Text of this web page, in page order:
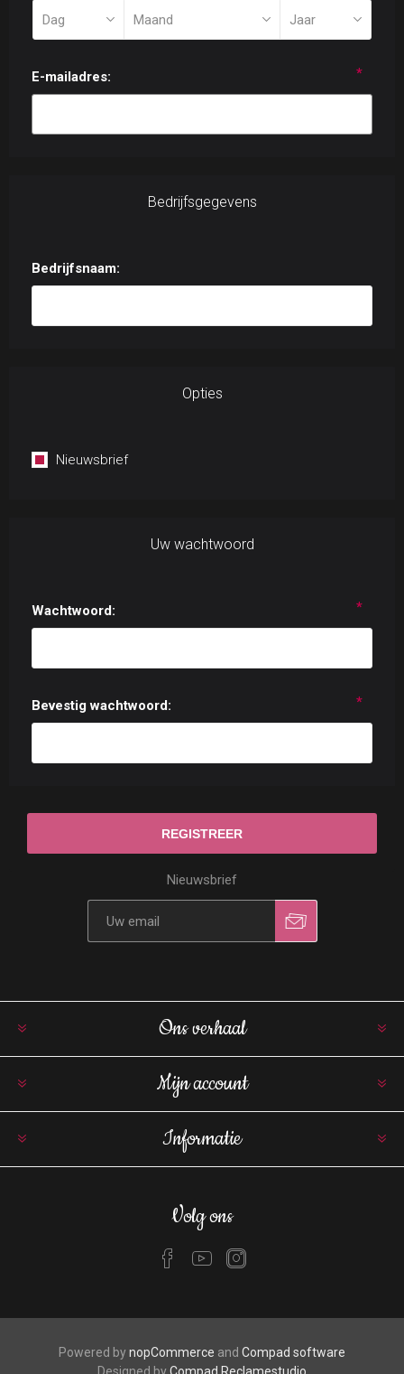
E-mailadres: *
Bedrijfsgegevens
Bedrijfsnaam:
Opties
Nieuwsbrief
Uw wachtwoord
Wachtwoord: *
Bevestig wachtwoord: *
Nieuwsbrief
Ons verhaal
Mijn account
Informatie
Volg ons
Powered bynopCommerce and Compad software